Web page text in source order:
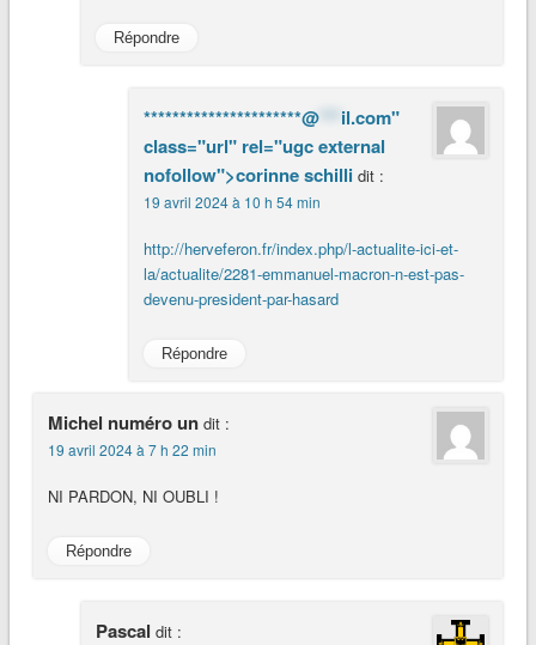
Répondre
**********************@*** il.com"
class="url" rel="ugc external
nofollow">corinne schilli dit :
19 avril 2024 à 10 h 54 min
http://herveferon.fr/index.php/l-actualite-ici-et-
la/actualite/2281-emmanuel-macron-n-est-pas-
devenu-president-par-hasard
Répondre
Michel numéro un dit :
19 avril 2024 à 7 h 22 min
NI PARDON, NI OUBLI !
Répondre
Pascal dit :